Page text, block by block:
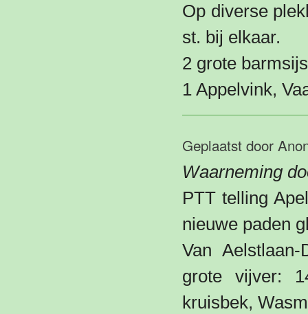
Op diverse
st. bij elkaar.
2 grote
1 Appelvink,
Geplaatst door
Waarneming
PTT telling
nieuwe paden
Van
grote vijver:
kruisbek,